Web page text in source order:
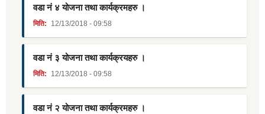
वडा नं ४ योजना तथा कार्यक्रमहरु ।
मिति: 12/13/2018 - 09:58
वडा नं ३ योजना तथा कार्यक्रयहरु ।
मिति: 12/13/2018 - 09:58
वडा नं २ योजना तथा कार्यक्रमहरु ।